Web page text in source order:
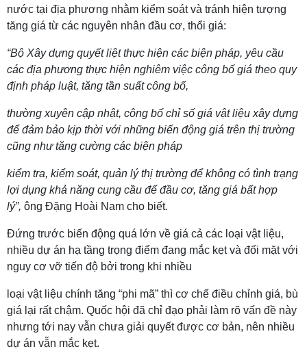
nước tại địa phương nhằm kiểm soát và tránh hiện tượng
tăng giá từ các nguyên nhân đầu cơ, thổi giá:
“Bộ Xây dựng quyết liệt thực hiện các biện pháp, yêu cầu
các địa phương thực hiện nghiêm việc công bố giá theo quy
định pháp luật, tăng tần suất công bố,
thường xuyên cập nhật, công bố chỉ số giá vật liệu xây dựng
để đảm bảo kịp thời với những biến động giá trên thị trường
cũng như tăng cường các biện pháp
kiểm tra, kiểm soát, quản lý thị trường để không có tình trạng
lợi dụng khả năng cung cầu để đầu cơ, tăng giá bất hợp
lý”, ông Đặng Hoài Nam cho biết.
Đứng trước biến động quá lớn về giá cả các loại vật liệu,
nhiều dự án hạ tầng trọng điểm đang mắc kẹt và đối mặt với
nguy cơ vỡ tiến độ bởi trong khi nhiều
loại vật liệu chính tăng “phi mã” thì cơ chế điều chỉnh giá, bù
giá lại rất chậm. Quốc hội đã chỉ đạo phải làm rõ vấn đề này
nhưng tới nay vẫn chưa giải quyết được cơ bản, nên nhiều
dự án vẫn mắc kẹt.